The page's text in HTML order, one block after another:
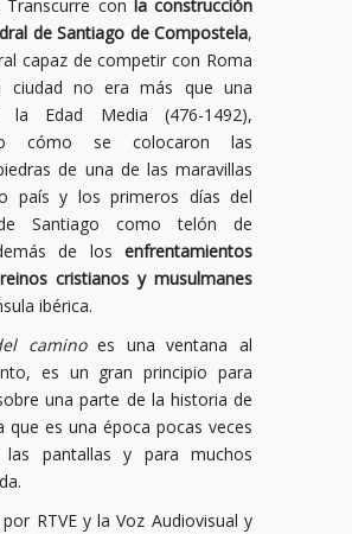
Transcurre con la construcción
de Santiago de Compostela,
capaz de competir con Roma
ciudad no era más que una
la Edad Media (476-1492),
cómo se colocaron las
de una de las maravillas
país y los primeros días del
Santiago como telón de
de los enfrentamientos
cristianos y musulmanes
ibérica.
caminoes una ventana al
es un gran principio para
una parte de la historia de
que es una época pocas veces
las pantallas y para muchos
RTVE y la Voz Audiovisual y